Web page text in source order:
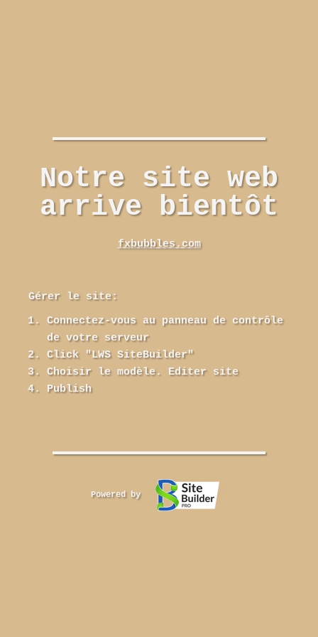
Notre site web
arrive bientôt
fxbubbles.com
Gérer le site:
Connectez-vous au panneau de contrôle
de votre serveur
Click "LWS SiteBuilder"
Choisir le modèle. Editer site
Publish
Powered by